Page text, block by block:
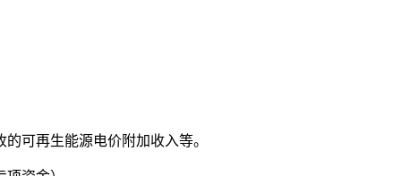
可再生能源电价附加收入等。